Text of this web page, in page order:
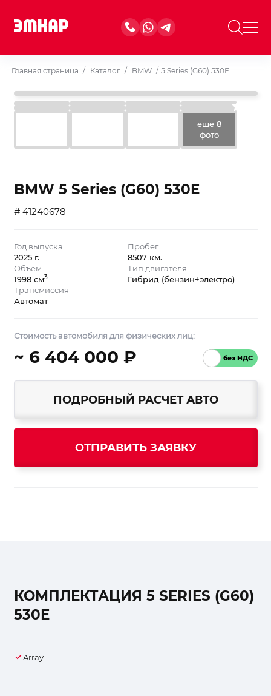
Главная страница / Каталог / BMW / 5 Series (G60) 530E
еще 8
фото
BMW 5 Series (G60) 530E
# 41240678
Год выпуска
2025 г.
Пробег
8507 км.
Объём
1998 см3
Тип двигателя
Гибрид (бензин+электро)
Трансмиссия
Автомат
Стоимость автомобиля для физических лиц:
~ 6 404 000 ₽
ПОДРОБНЫЙ РАСЧЕТ АВТО
ОТПРАВИТЬ ЗАЯВКУ
КОМПЛЕКТАЦИЯ 5 SERIES (G60)
530E
Array